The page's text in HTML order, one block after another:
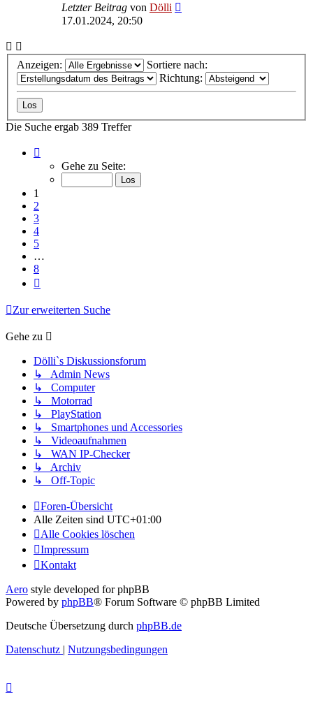
Letzter Beitrag von Dölli
17.01.2024, 20:50
Anzeigen:
Sortiere nach:
Richtung:
Die Suche ergab 389 Treffer
von
Gehe zu Seite:
1
2
3
4
5
…
8
Zur erweiterten Suche
Gehe zu
Dölli`s Diskussionsforum
↳ Admin News
↳ Computer
↳ Motorrad
↳ PlayStation
↳ Smartphones und Accessories
↳ Videoaufnahmen
↳ WAN IP-Checker
↳ Archiv
↳ Off-Topic
Foren-Übersicht
Alle Zeiten sind UTC+01:00
Alle Cookies löschen
Impressum
Kontakt
Aero style developed for phpBB
Powered by phpBB® Forum Software © phpBB Limited
Deutsche Übersetzung durch phpBB.de
Datenschutz
Nutzungsbedingungen